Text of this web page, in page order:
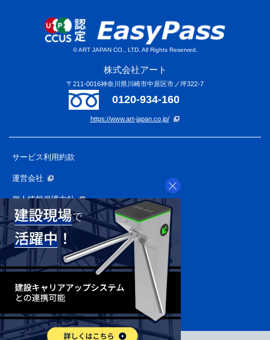
© ART JAPAN CO., LTD. All Rights Reserved.
株式会社アート
〒211-0016神奈川県川崎市中原区市ノ坪322-7
0120-934-160
https://www.art-japan.co.jp/
サービス利用約款
運営会社
個人情報保護方針
APプライバシーポリシー
個人情報の取り扱いについて
反社会的勢力に関する基本方針
基づく表記